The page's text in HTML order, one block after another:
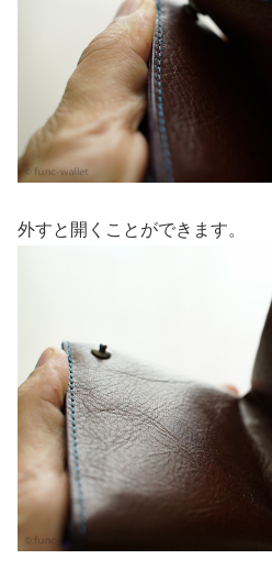
外すと開くことができます。